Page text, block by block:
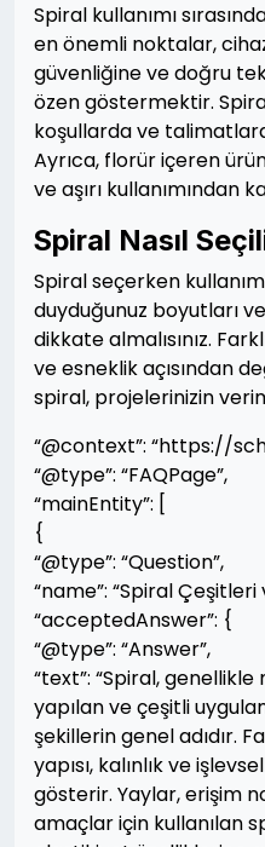
Spiral kullanımı
en önemli noktalar,
güvenliğine ve doğru
özen göstermektir.
koşullarda ve
Ayrıca, florür içeren
ve aşırı kullanımından
Spiral Nasıl
Spiral seçerken kullanım
duyduğunuz boyutları
dikkate almalısınız.
ve esneklik açısından
spiral, projelerinizin
“@context”: “https://
“@type”: “FAQPage”,
“mainEntity”: [
{
“@type”: “Question”,
“name”: “Spiral
“acceptedAnswer”: {
“@type”: “Answer”,
“text”: “Spiral,
yapılan ve çeşitli
şekillerin genel adıdır.
yapısı, kalınlık ve
gösterir. Yaylar, erişim
amaçlar için kullanılan